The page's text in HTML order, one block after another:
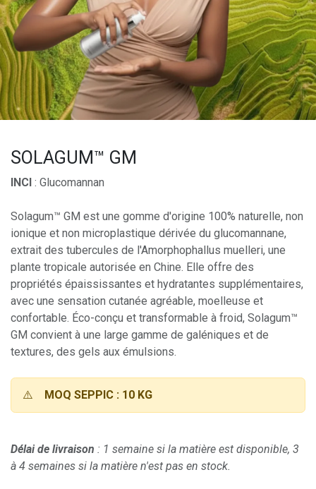
SOLAGUM™ GM
INCI : Glucomannan
Solagum™ GM est une gomme d'origine 100% naturelle, non
ionique et non microplastique dérivée du glucomannane,
extrait des tubercules de l'Amorphophallus muelleri, une
plante tropicale autorisée en Chine. Elle offre des
propriétés épaississantes et hydratantes supplémentaires,
avec une sensation cutanée agréable, moelleuse et
confortable. Éco-conçu et transformable à froid, Solagum™
GM convient à une large gamme de galéniques et de
textures, des gels aux émulsions.
⚠️ MOQ SEPPIC : 10 KG
Délai de livraison : 1 semaine si la matière est disponible, 3
à 4 semaines si la matière n'est pas en stock.